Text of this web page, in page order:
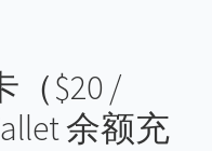
（$20 /
余额充